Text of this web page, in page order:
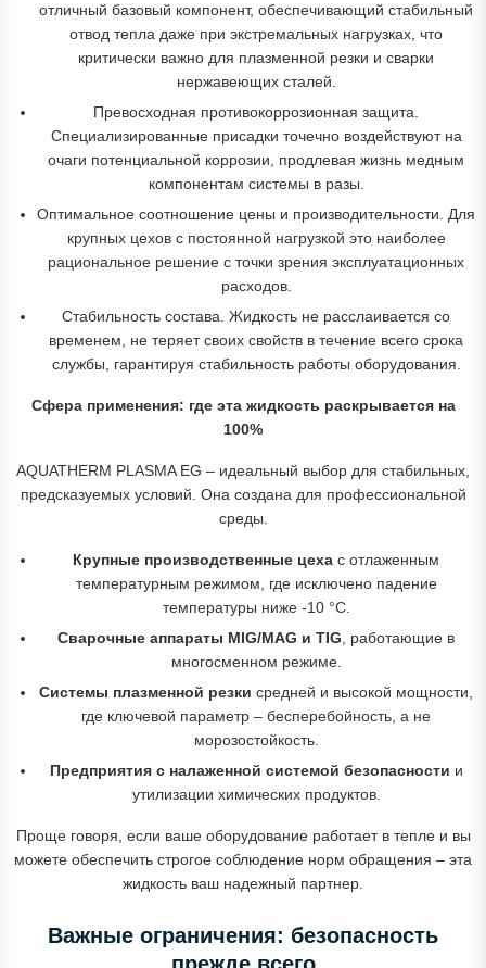
отличный базовый компонент, обеспечивающий стабильный
отвод тепла даже при экстремальных нагрузках, что
критически важно для плазменной резки и сварки
нержавеющих сталей.
Превосходная противокоррозионная защита.
Специализированные присадки точечно воздействуют на
очаги потенциальной коррозии, продлевая жизнь медным
компонентам системы в разы.
Оптимальное соотношение цены и производительности. Для
крупных цехов с постоянной нагрузкой это наиболее
рациональное решение с точки зрения эксплуатационных
расходов.
Стабильность состава. Жидкость не расслаивается со
временем, не теряет своих свойств в течение всего срока
службы, гарантируя стабильность работы оборудования.
Сфера применения: где эта жидкость раскрывается на
100%
AQUATHERM PLASMA EG – идеальный выбор для стабильных,
предсказуемых условий. Она создана для профессиональной
среды.
Крупные производственные цеха с отлаженным
температурным режимом, где исключено падение
температуры ниже -10 °C.
Сварочные аппараты MIG/MAG и TIG , работающие в
многосменном режиме.
Системы плазменной резки средней и высокой мощности,
где ключевой параметр – бесперебойность, а не
морозостойкость.
Предприятия с налаженной системой безопасности и
утилизации химических продуктов.
Проще говоря, если ваше оборудование работает в тепле и вы
можете обеспечить строгое соблюдение норм обращения – эта
жидкость ваш надежный партнер.
Важные ограничения: безопасность